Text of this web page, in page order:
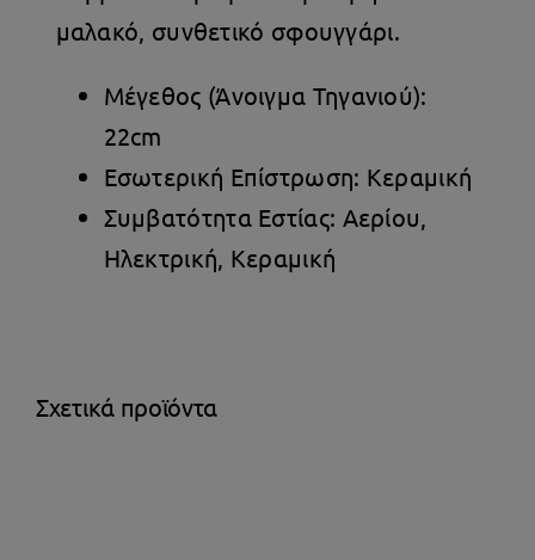
μαλακό, συνθετικό σφουγγάρι.
Μέγεθος (Άνοιγμα Τηγανιού):
22cm
Εσωτερική Επίστρωση: Κεραμική
Συμβατότητα Εστίας: Αερίου,
Ηλεκτρική, Κεραμική
Σχετικά προϊόντα